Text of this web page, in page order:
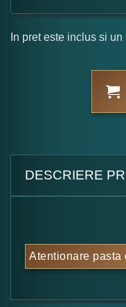
In pret este inclus si
DESCRIERE
Atentionare pasta